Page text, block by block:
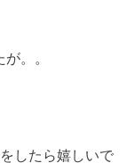
。。
したら嬉しいで